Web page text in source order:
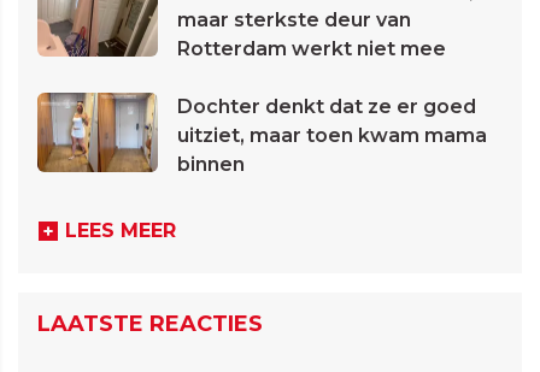
maar sterkste deur van
Rotterdam werkt niet mee
Dochter denkt dat ze er goed
uitziet, maar toen kwam mama
binnen
LEES MEER
LAATSTE REACTIES